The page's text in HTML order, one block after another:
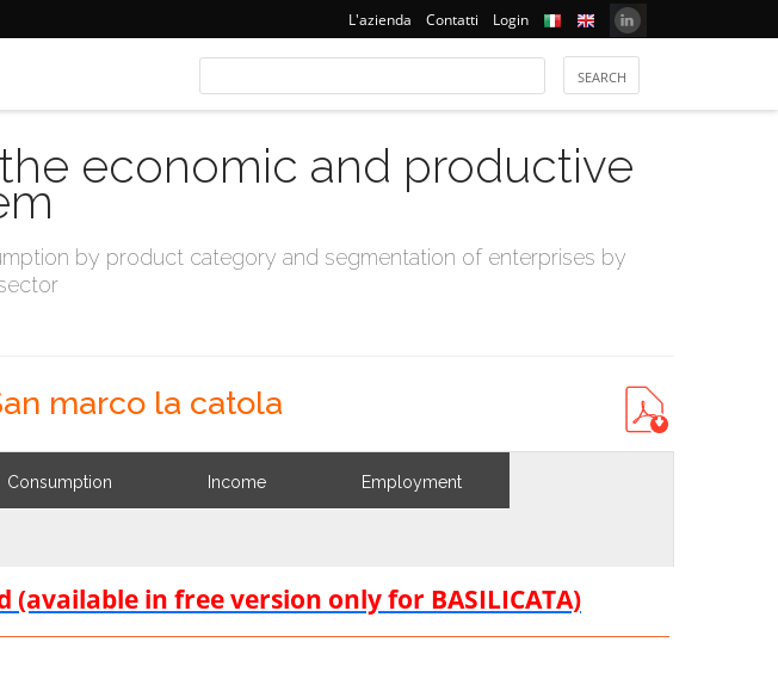
L'azienda Contatti Login
economic and productive
by product category and segmentation of enterprises by
marco la catola
Consumption Income Employment
(available in free version only for BASILICATA)